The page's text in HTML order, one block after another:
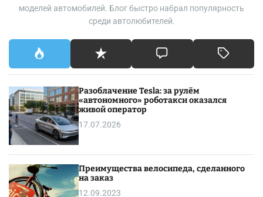
р
к
м
?
моделей автомобилей. Блог быстро набрал популярность
среди автолюбителей.
Разоблачение Tesla: за рулём
«автономного» роботакси оказался
живой оператор
17.07.2026
Преимущества велосипеда, сделанного
на заказ
12.09.2023